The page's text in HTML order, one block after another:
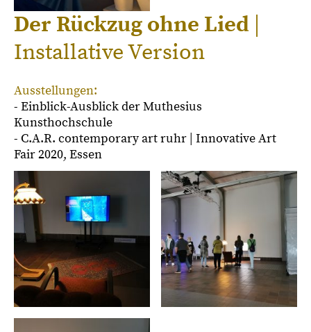
Der Rückzug ohne Lied
Installative Version
Ausstellungen:
- Einblick-Ausblick der Muthesius
Kunsthochschule
- C.A.R. contemporary art ruhr | Innovative Art
Fair 2020, Essen